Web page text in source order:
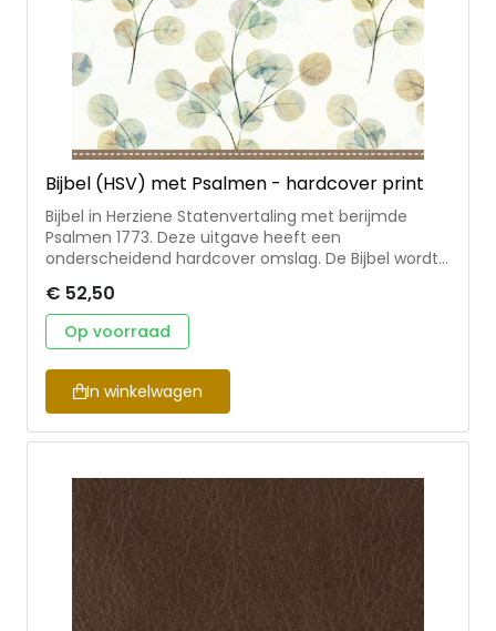
Bijbel (HSV) met Psalmen - hardcover print
Bijbel in Herziene Statenvertaling met berijmde
Psalmen 1773. Deze uitgave heeft een
onderscheidend hardcover omslag. De Bijbel wordt
Handzaam om mee te nemen. De Bijbel heeft het
formaat 10x15 cm.
€ 52,50
Op voorraad
In winkelwagen